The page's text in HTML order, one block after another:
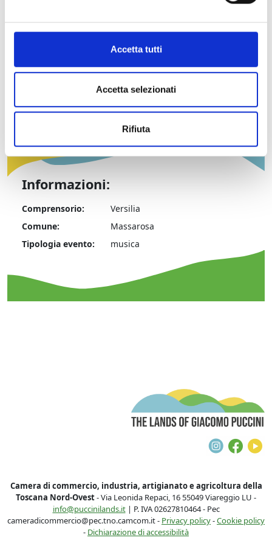
Accetta tutti
Accetta selezionati
Rifiuta
Massarosa, Loc. Corsanico, chiesa di S. Michele
Arcangelo
8/15/18/21/29 luglio, 5/13/19/25 agosto e 3 settembre
2017
Informazioni:
Comprensorio:
Versilia
Comune:
Massarosa
Tipologia evento:
musica
Camera di commercio, industria, artigianato e agricoltura della
Toscana Nord-Ovest- Via Leonida Repaci, 16 55049 Viareggio LU -
info@puccinilands.it| P. IVA 02627810464 - Pec
cameradicommercio@pec.tno.camcom.it - Privacy policy-Cookie policy
- Dichiarazione di accessibilità